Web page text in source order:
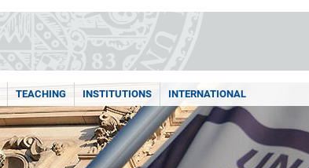
TEACHING INSTITUTIONS INTERNATIONAL